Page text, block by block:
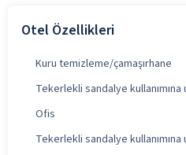
Otel Özellikleri
Kuru temizleme/çamaşırhane
Tekerlekli sandalye kullanımına
Ofis
Tekerlekli sandalye